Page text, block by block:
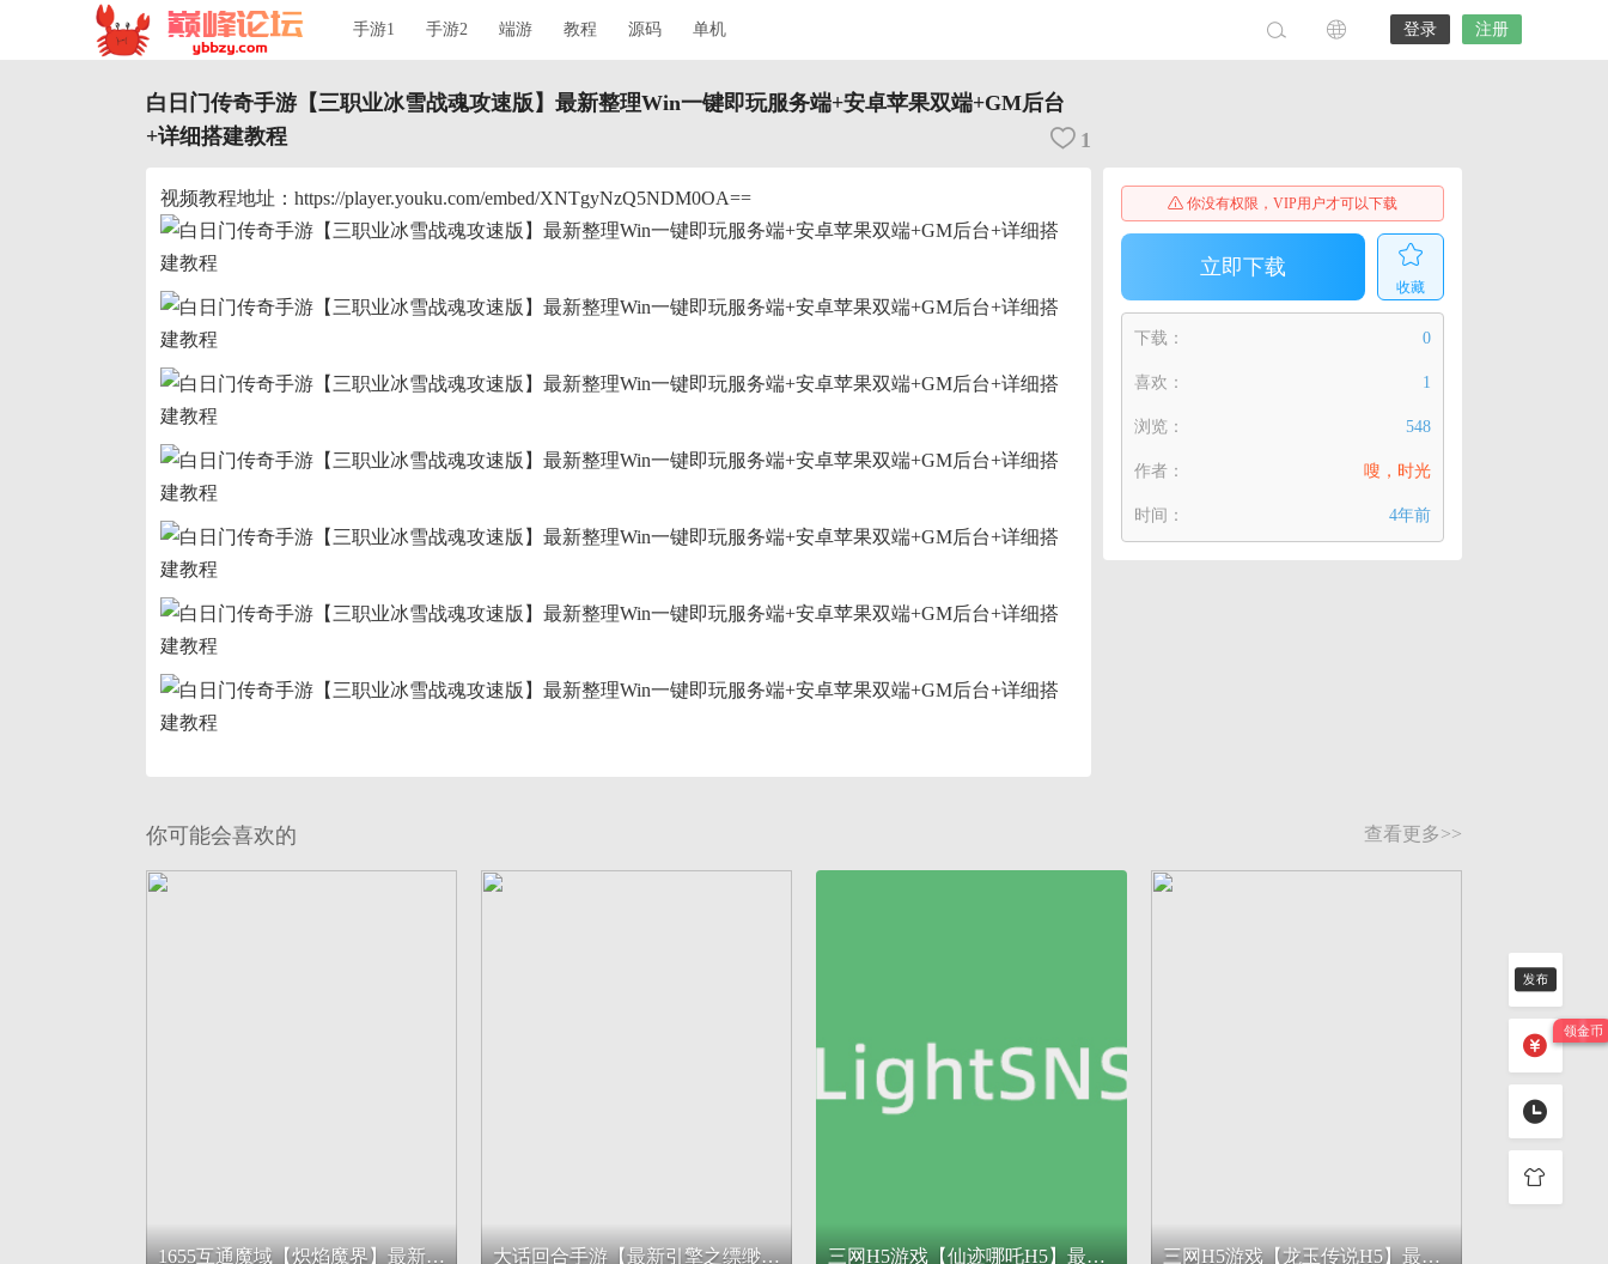
手游1 手游2 端游 教程 源码 单机 登录 注册
白日门传奇手游【三职业冰雪战魂攻速版】最新整理Win一键即玩服务端+安卓苹果双端+GM后台
+详细搭建教程
1
视频教程地址：https://player.youku.com/embed/XNTgyNzQ5NDM0OA== 你没有权限，VIP用户才可以下载
立即下载
收藏
下载： 0
喜欢： 1
浏览： 548
作者： 嗖，时光
时间： 4年前
你可能会喜欢的 查看更多>>
1655互通魔域【炽焰魔界】最新整理Win系半手工服务端+本地验证+本地注册+全套工具+详细搭建教程 大话回合手游【最新引擎之缥缈西游修复版本】最新整理Linux手工服务端+安卓苹果双端+管理后台+详细搭建教程+视频教程 三网H5游戏【仙迹哪吒H5】最新整理单机一键即玩镜像服务端+Linux手工服务端+GM后台+详细搭建教程 三网H5游戏【龙玉传说H5】最新整理Linux手工服务端+GM后台+CKD后台+详细搭建教程